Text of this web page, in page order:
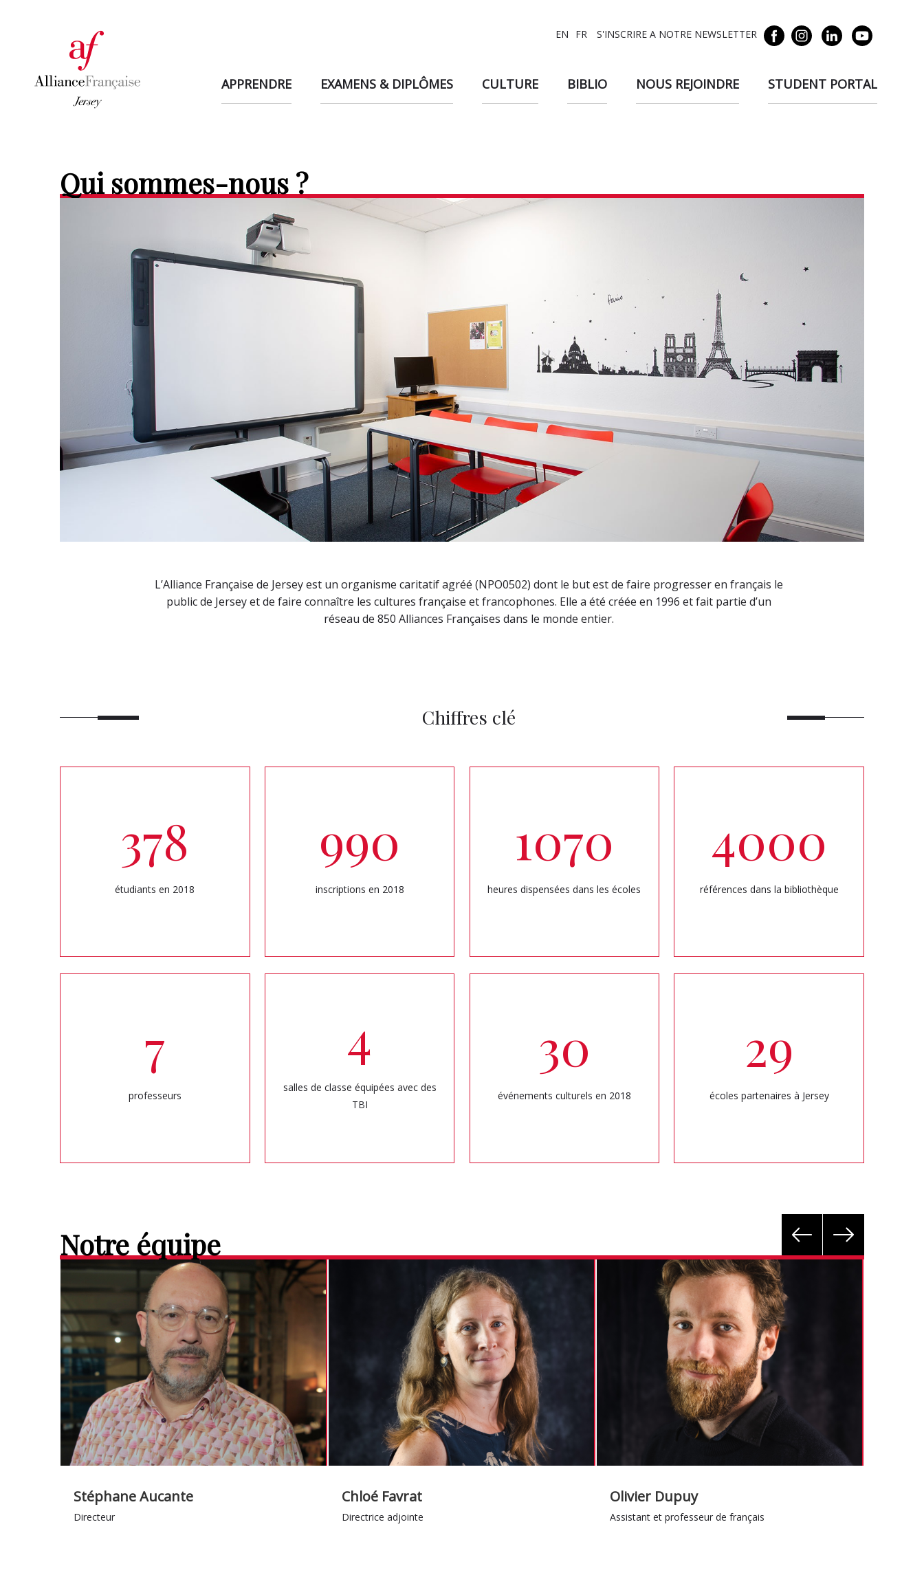
EN FR S'INSCRIRE A NOTRE NEWSLETTER
APPRENDRE EXAMENS & DIPLÔMES CULTURE BIBLIO NOUS REJOINDRE STUDENT PORTAL
Qui sommes-nous ?
L’Alliance Française de Jersey est un organisme caritatif agréé (NPO0502) dont le but est de faire progresser en français le
public de Jersey et de faire connaître les cultures française et francophones. Elle a été créée en 1996 et fait partie d’un
réseau de 850 Alliances Françaises dans le monde entier.
Chiffres clé
378
étudiants en 2018
990
inscriptions en 2018
1070
heures dispensées dans les écoles
4000
références dans la bibliothèque
7
professeurs
4
salles de classe équipées avec des
TBI
30
événements culturels en 2018
29
écoles partenaires à Jersey
Notre équipe
Stéphane Aucante
Directeur
Chloé Favrat
Directrice adjointe
Olivier Dupuy
Assistant et professeur de français